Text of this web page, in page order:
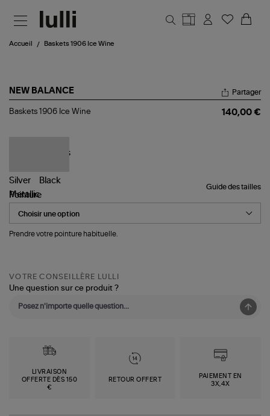
Accueil Baskets 1906 Ice Wine
NEW BALANCE
Baskets
Partager
Baskets 1906 Ice Wine 140,00 €
Guide des tailles
Pointure
Prendre votre pointure habituelle.
VOTRE CONSEILLÈRE LULLI
Une question sur ce produit ?
LIVRAISON
OFFERTE DÈS 150
€
RETOUR OFFERT
PAIEMENT EN
3X,4X